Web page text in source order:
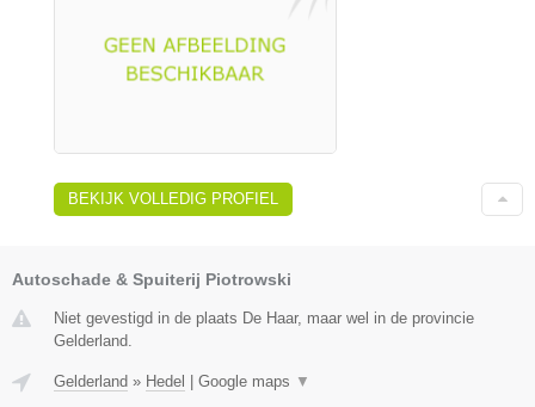
BEKIJK VOLLEDIG PROFIEL
Autoschade & Spuiterij Piotrowski
Niet gevestigd in de plaats De Haar, maar wel in de provincie
Gelderland.
Gelderland » Hedel Google maps ▼